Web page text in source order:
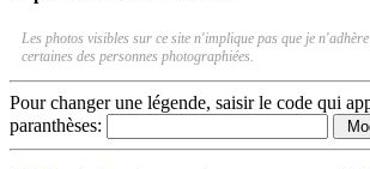
Les photos visibles sur ce site n'implique pas que je
certaines des personnes photographiées.
Pour changer une légende, saisir le code qui
paranthèses: